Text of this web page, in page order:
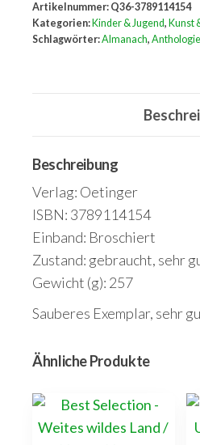
Menge
Artikelnummer: Q36-3789114154
Kategorien: Kinder & Jugend, Kunst
Schlagwörter:Almanach, Anthologie
Beschreibung
Verlag: Oetinger
ISBN: 3789114154
Einband: Broschiert
Zustand: gebraucht, sehr
Gewicht (g): 257
Sauberes Exemplar, sehr
Ähnliche Produkte